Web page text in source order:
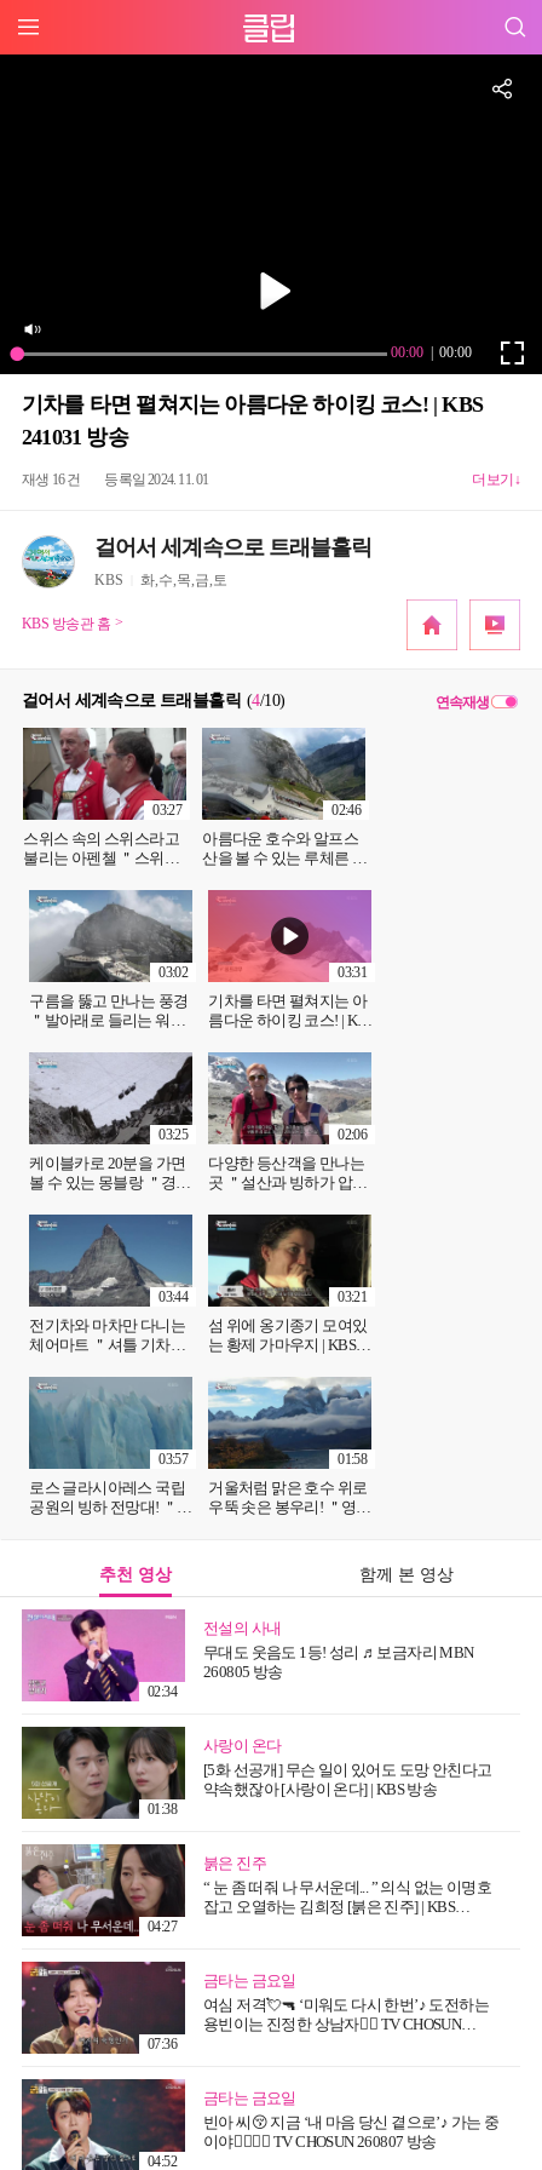
기차를 타면 펼쳐지는 아름다운 하이킹 코스! | KBS
241031 방송
재생 16 건 등록일 2024. 11. 01 더보기↓
걸어서 세계속으로 트래블홀릭
KBS 화,수,목,금,토
KBS 방송관 홈
걸어서 세계속으로 트래블홀릭 (4/10) 연속재생
스위스 속의 스위스라고
불리는 아펜첼 ＂스위스
KBS 241031 방송
03:27
아름다운 호수와 알프스
산을 볼 수 있는 루체른 |
02:46
구름을 뚫고 만나는 풍경
＂발아래로 들리는 워낭
03:02
기차를 타면 펼쳐지는 아
름다운 하이킹 코스! | KBS
03:31
케이블카로 20분을 가면
볼 수 있는 몽블랑 ＂경치
해있는 전망대＂ | KBS
241031 방송
03:25
다양한 등산객을 만나는
곳 ＂설산과 빙하가 압권!
02:06
전기차와 마차만 다니는
체어마트 ＂셔틀 기차를
241031 방송
03:44
섬 위에 옹기종기 모여있
는 황제 가마우지 | KBS
03:21
로스 글라시아레스 국립
공원의 빙하 전망대! ＂눈
03:57
거울처럼 맑은 호수 위로
우뚝 솟은 봉우리! ＂영화
01:58
추천 영상 함께 본 영상
전설의 사내
무대도 웃음도 1등! 성리 ♬보금자리 MBN
260805 방송
02:34
사랑이 온다
[5화 선공개] 무슨 일이 있어도 도망 안친다고
약속했잖아 [사랑이 온다] | KBS 방송
01:38
붉은 진주
“ 눈 좀 떠줘 나 무서운데... ” 의식 없는 이명호
잡고 오열하는 김희정 [붉은 진주] | KBS
04:27
금타는 금요일
여심 저격💘🔫 ‘미워도 다시 한번’♪ 도전하는
용빈이는 진정한 상남자👍🏻 TV CHOSUN
07:36
금타는 금요일
빈아 씨😚 지금 ‘내 마음 당신 곁으로’♪ 가는 중
이야👉🏻👈🏻 TV CHOSUN 260807 방송
04:52